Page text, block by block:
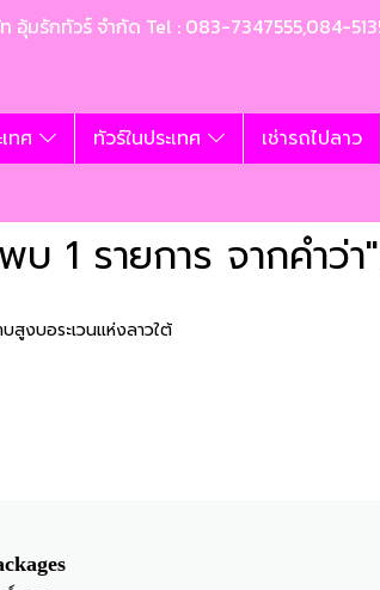
อุ้มรักทัวร์ จำกัด Tel : 083-7347555,084-
ทศ ทัวร์ในประเทศ เช่ารถไปลาว
บ 1 รายการ จากคำว่
งบอระเวนแห่งลาวใต้